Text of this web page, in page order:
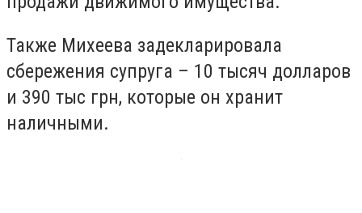
Также Михеева задекларировала
сбережения супруга – 10 тысяч долларов
и 390 тыс грн, которые он хранит
наличными.